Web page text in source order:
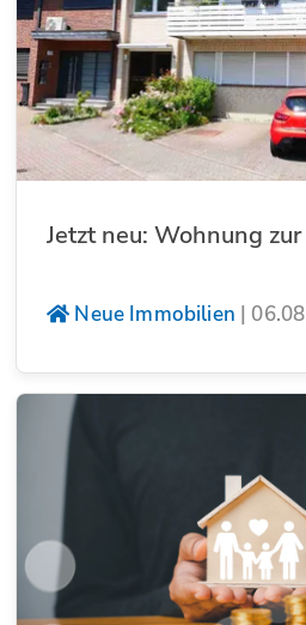
Jetzt neu: Wohnung
Neue Immobilien |